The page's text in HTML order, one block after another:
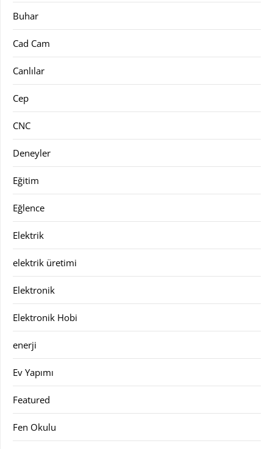
Buhar
Cad Cam
Canlılar
Cep
CNC
Deneyler
Eğitim
Eğlence
Elektrik
elektrik üretimi
Elektronik
Elektronik Hobi
enerji
Ev Yapımı
Featured
Fen Okulu